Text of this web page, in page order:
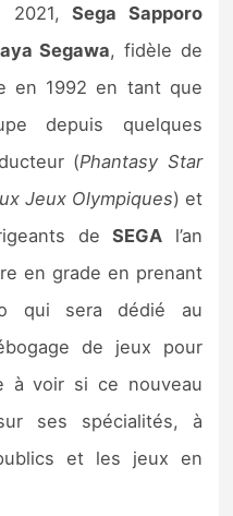
2021,Sega Sapporo
Segawa, fidèle de
en 1992 en tant que
depuis quelques
(Phantasy Star
Jeux Olympiques) et
de SEGAl’an
en grade en prenant
qui sera dédié au
de jeux pour
à voir si ce nouveau
ses spécialités, à
et les jeux en